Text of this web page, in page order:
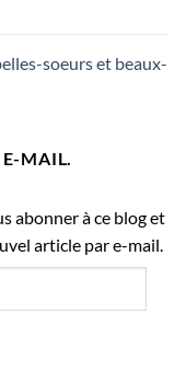
soeurs et beaux-
MAIL.
abonner à ce blog et
article par e-mail.